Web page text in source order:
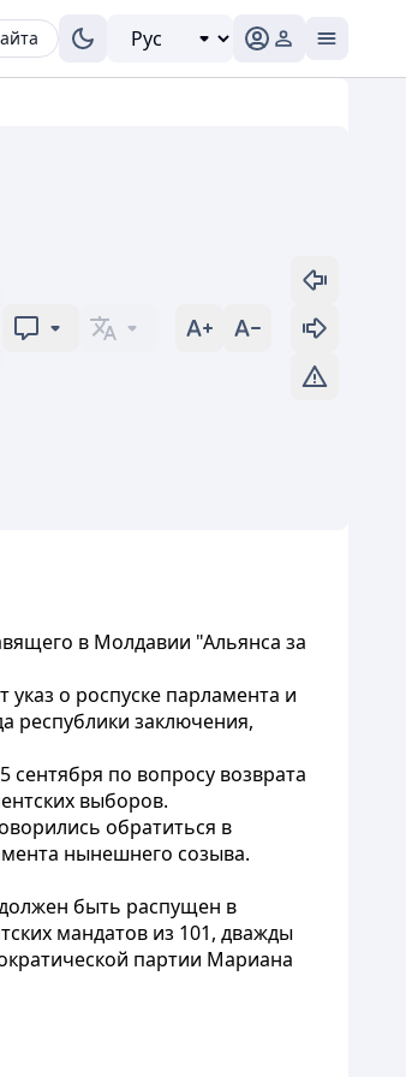
в Молдавии "Альянса за
о роспуске парламента и
республики заключения,
по вопросу возврата
выборов.
обратиться в
нынешнего созыва.
быть распущен в
мандатов из 101, дважды
партии Мариана